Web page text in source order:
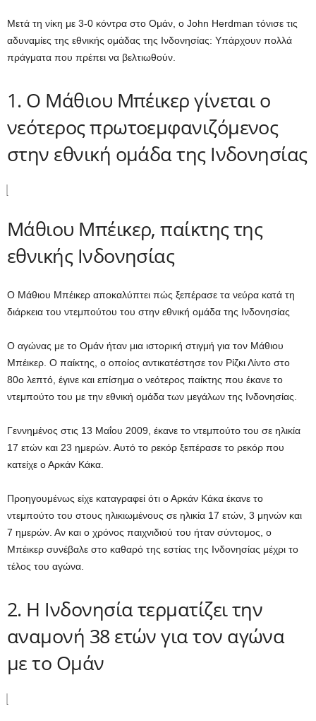
Μετά τη νίκη με 3-0 κόντρα στο Ομάν, ο John Herdman τόνισε τις
αδυναμίες της εθνικής ομάδας της Ινδονησίας: Υπάρχουν πολλά
πράγματα που πρέπει να βελτιωθούν.
1. Ο Μάθιου Μπέικερ γίνεται ο
νεότερος πρωτοεμφανιζόμενος
στην εθνική ομάδα της Ινδονησίας
Μάθιου Μπέικερ, παίκτης της
εθνικής Ινδονησίας
Ο Μάθιου Μπέικερ αποκαλύπτει πώς ξεπέρασε τα νεύρα κατά τη
διάρκεια του ντεμπούτου του στην εθνική ομάδα της Ινδονησίας
Ο αγώνας με το Ομάν ήταν μια ιστορική στιγμή για τον Μάθιου
Μπέικερ. Ο παίκτης, ο οποίος αντικατέστησε τον Ρίζκι Λίντο στο
80ο λεπτό, έγινε και επίσημα ο νεότερος παίκτης που έκανε το
ντεμπούτο του με την εθνική ομάδα των μεγάλων της Ινδονησίας.
Γεννημένος στις 13 Μαΐου 2009, έκανε το ντεμπούτο του σε ηλικία
17 ετών και 23 ημερών. Αυτό το ρεκόρ ξεπέρασε το ρεκόρ που
κατείχε ο Αρκάν Κάκα.
Προηγουμένως είχε καταγραφεί ότι ο Αρκάν Κάκα έκανε το
ντεμπούτο του στους ηλικιωμένους σε ηλικία 17 ετών, 3 μηνών και
7 ημερών. Αν και ο χρόνος παιχνιδιού του ήταν σύντομος, ο
Μπέικερ συνέβαλε στο καθαρό της εστίας της Ινδονησίας μέχρι το
τέλος του αγώνα.
2. Η Ινδονησία τερματίζει την
αναμονή 38 ετών για τον αγώνα
με το Ομάν